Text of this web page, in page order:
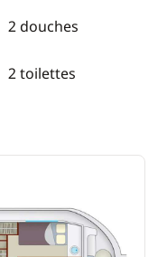
2 douches
2 toilettes